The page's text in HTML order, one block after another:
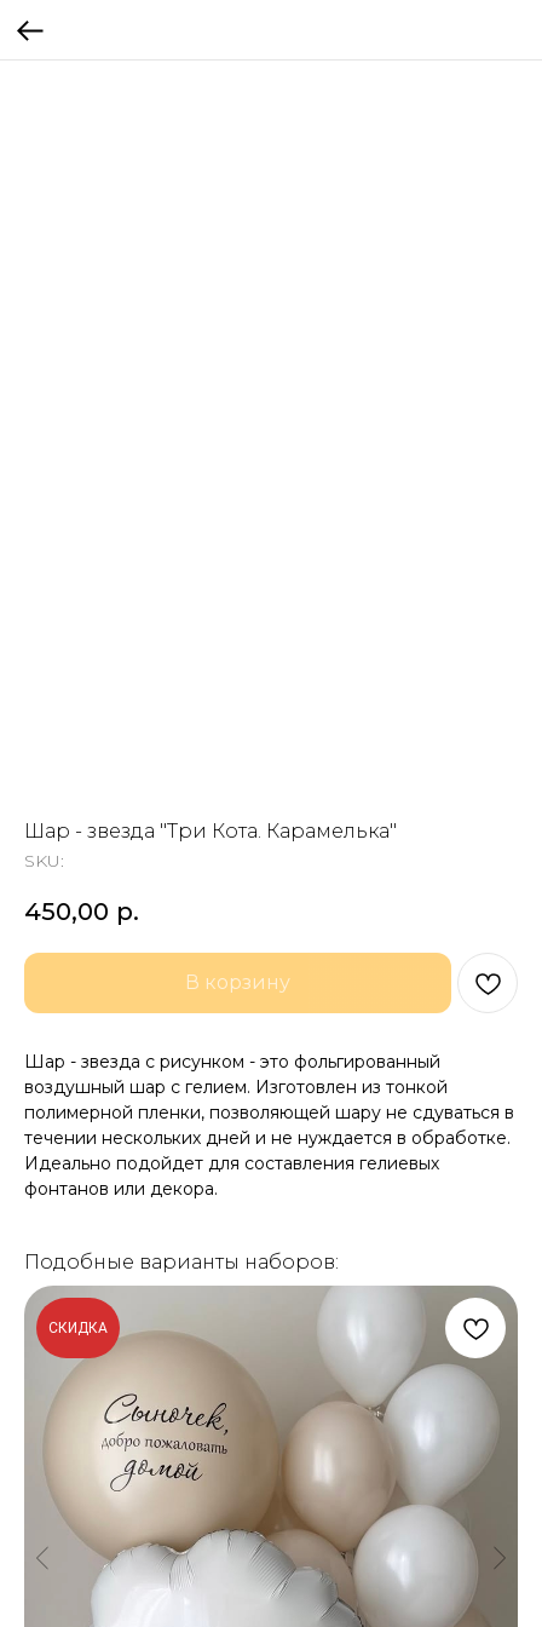
Шар - звезда "Три Кота. Карамелька"
SKU:
450,00 р.
В корзину
Шар - звезда с рисунком - это фольгированный
воздушный шар с гелием. Изготовлен из тонкой
полимерной пленки, позволяющей шару не сдуваться в
течении нескольких дней и не нуждается в обработке.
Идеально подойдет для составления гелиевых
фонтанов или декора.
Подобные варианты наборов:
СКИДКА